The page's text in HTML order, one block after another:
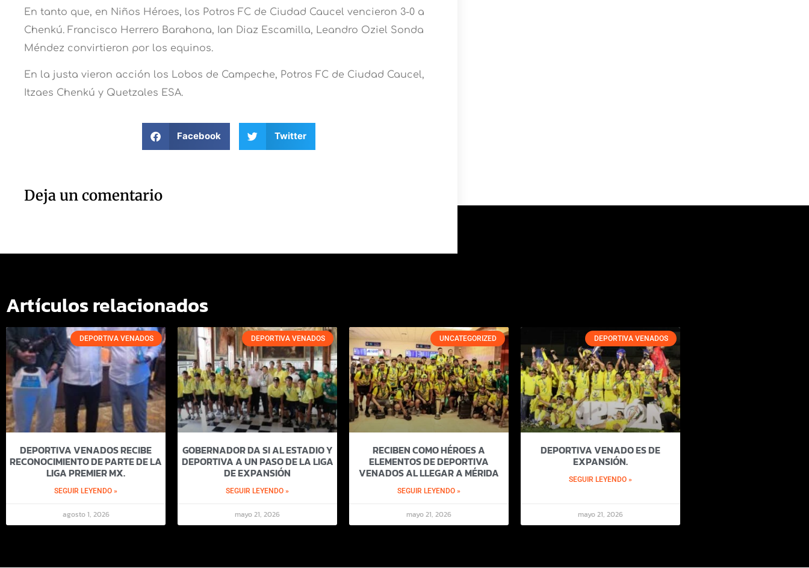
En tanto que, en Niños Héroes, los Potros FC de Ciudad Caucel vencieron 3-0 a
Chenkú. Francisco Herrero Barahona, Ian Diaz Escamilla, Leandro Oziel Sonda
Méndez convirtieron por los equinos.
En la justa vieron acción los Lobos de Campeche, Potros FC de Ciudad Caucel,
Itzaes Chenkú y Quetzales ESA.
Facebook Twitter
Deja un comentario
Artículos relacionados
DEPORTIVA VENADOS
DEPORTIVA VENADOS RECIBE
RECONOCIMIENTO DE PARTE DE LA
LIGA PREMIER MX.
SEGUIR LEYENDO »
agosto 1, 2026
DEPORTIVA VENADOS
GOBERNADOR DA SI AL ESTADIO Y
DEPORTIVA A UN PASO DE LA LIGA
DE EXPANSIÓN
SEGUIR LEYENDO »
mayo 21, 2026
UNCATEGORIZED
RECIBEN COMO HÉROES A
ELEMENTOS DE DEPORTIVA
VENADOS AL LLEGAR A MÉRIDA
SEGUIR LEYENDO »
mayo 21, 2026
DEPORTIVA VENADOS
DEPORTIVA VENADO ES DE
EXPANSIÓN.
SEGUIR LEYENDO »
mayo 21, 2026